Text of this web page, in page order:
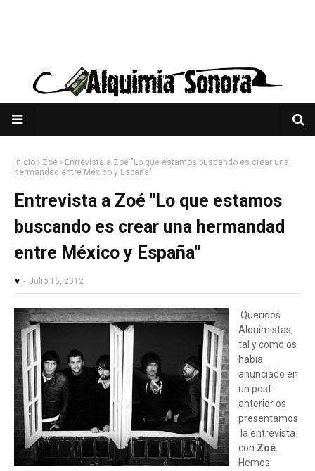
Inicio Zoé
Entrevista a Zoé "Lo que estamos buscando es crear una
hermandad entre México y España"
Entrevista a Zoé "Lo que estamos
buscando es crear una hermandad
entre México y España"
♥ - Julio 16, 2012
Queridos
Alquimistas,
tal y como os
había
anunciado en
un post
anterior os
presentamos
la entrevista
con Zoé.
Hemos